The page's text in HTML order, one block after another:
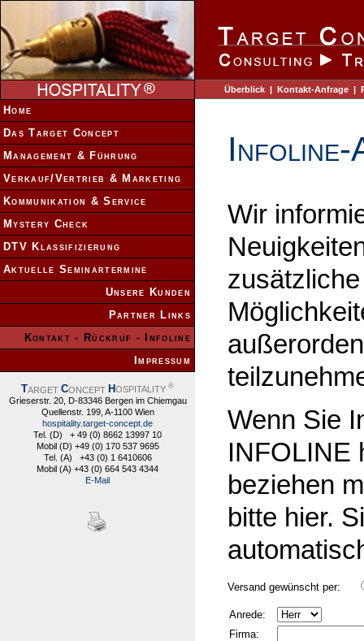
Infoline-
Wir
Wenn Sie
INFOLINE
beziehen
bitte hier.
Versand gewünscht per:
Anrede:
Firma:
Überblick | Kontakt-Anfrage |
Home
Das Target Concept
Management & Führung
Verkauf/Vertrieb & Marketing
Kommunikation & Service
Mystery Check
DTV Klassifizierung
Aktuelle Seminartermine
Unsere Kunden
Partner Links
Kontakt - Rückruf - Infoline
Impressum
TARGET CONCEPT HOSPITALITY ®
Grieserstr. 20, D-83346 Bergen im Chiemgau
Quellenstr. 199, A-1100 Wien
hospitality.target-concept.de
Tel. (D) + 49 (0) 8662 13997 10
Mobil (D) +49 (0) 170 537 9695
Tel. (A) +43 (0) 1 6410606
Mobil (A) +43 (0) 664 543 4344
E-Mail